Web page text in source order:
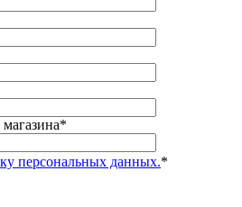
*
персональных данных.*